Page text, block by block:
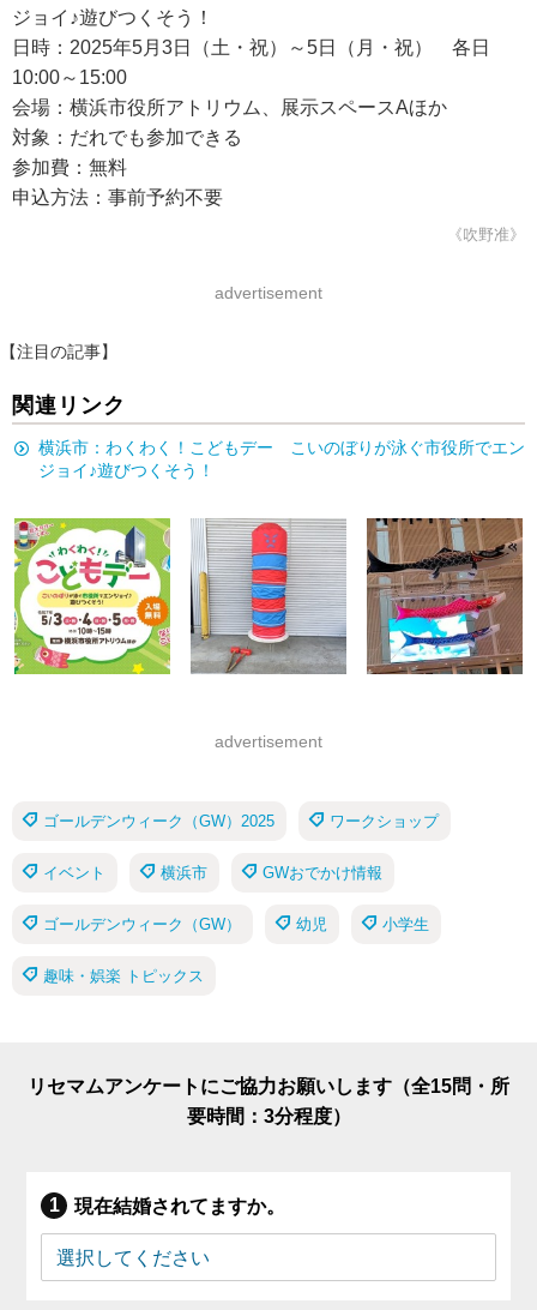
ジョイ♪遊びつくそう！
日時：2025年5月3日（土・祝）～5日（月・祝） 各日
10:00～15:00
会場：横浜市役所アトリウム、展示スペースAほか
対象：だれでも参加できる
参加費：無料
申込方法：事前予約不要
《吹野准》
advertisement
【注目の記事】
関連リンク
横浜市：わくわく！こどもデー こいのぼりが泳ぐ市役所でエン
ジョイ♪遊びつくそう！
advertisement
ゴールデンウィーク（GW）2025 ワークショップ
イベント 横浜市 GWおでかけ情報
ゴールデンウィーク（GW） 幼児 小学生
趣味・娯楽 トピックス
リセマムアンケートにご協力お願いします（全15問・所
要時間：3分程度）
現在結婚されてますか。